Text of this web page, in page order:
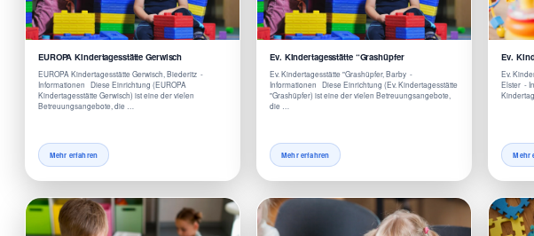
EUROPA Kindertagesstätte Gerwisch
EUROPA Kindertagesstätte Gerwisch, Biederitz -
Informationen Diese Einrichtung (EUROPA
Kindertagesstätte Gerwisch) ist eine der vielen
Betreuungsangebote, die …
Mehr erfahren
Ev. Kindertagesstätte “Grashüpfer
Ev. Kindertagesstätte "Grashüpfer, Barby -
Informationen Diese Einrichtung (Ev. Kindertagesstätte
"Grashüpfer) ist eine der vielen Betreuungsangebote,
die …
Mehr erfahren
Ev.
Ev.
Elster -
Mehr